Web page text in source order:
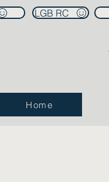
LGB RC
Home